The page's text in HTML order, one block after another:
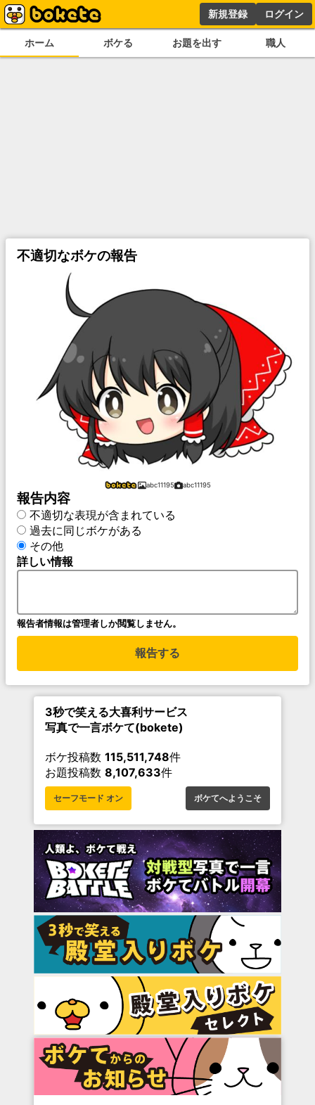
新規登録 ログイン
ホーム ボケる お題を出す 職人
不適切なボケの報告
abc11195 abc11195
報告内容
不適切な表現が含まれている
過去に同じボケがある
その他
詳しい情報
報告者情報は管理者しか閲覧しません。
報告する
3秒で笑える大喜利サービス
写真で一言ボケて(bokete)
ボケ投稿数 115,511,748件
お題投稿数 8,107,633件
セーフモード オン ボケてへようこそ